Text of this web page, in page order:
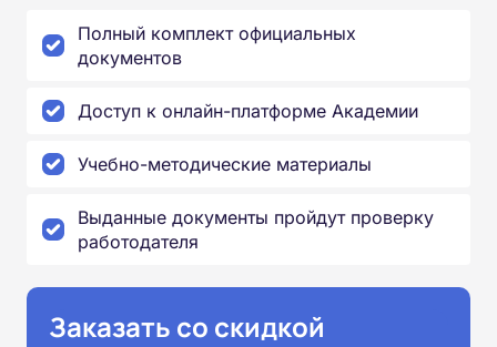
Полный комплект официальных
документов
Доступ к онлайн-платформе Академии
Учебно-методические материалы
Выданные документы пройдут проверку
работодателя
Заказать со скидкой